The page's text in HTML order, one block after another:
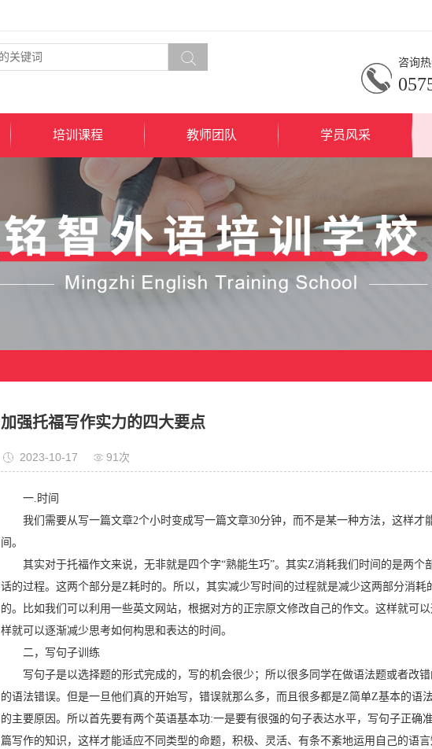
咨询热
培训课程 教师团队 学员风采
加强托福写作实力的四大要点
2023-10-17 91次
一.时间
我们需要从写一篇文章2个小时变成写一篇文章30分钟，而不是某一种方法，这样才
间。
其实对于托福作文来说，无非就是四个字“熟能生巧”。其实Z消耗我们时间的是两个
话的过程。这两个部分是Z耗时的。所以，其实减少写时间的过程就是减少这两部分消
的。比如我们可以利用一些英文网站，根据对方的正宗原文修改自己的作文。这样就可
样就可以逐渐减少思考如何构思和表达的时间。
二，写句子训练
写句子是以选择题的形式完成的，写的机会很少；所以很多同学在做语法题或者改错
的语法错误。但是一旦他们真的开始写，错误就那么多，而且很多都是Z简单Z基本的语
的主要原因。所以首先要有两个英语基本功:一是要有很强的句子表达水平，写句子正确
篇写作的知识，这样才能适应不同类型的命题，积极、灵活、有条不紊地运用自己的语